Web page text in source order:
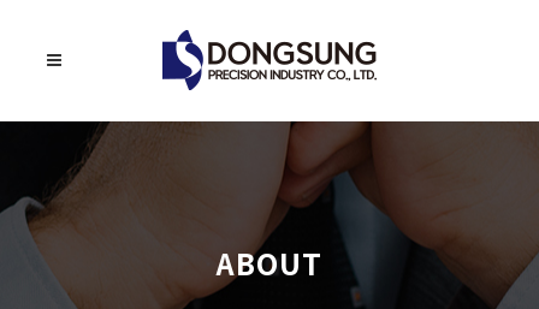
ABOUT